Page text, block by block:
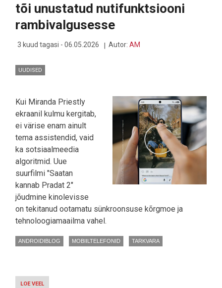
tõi unustatud nutifunktsiooni
rambivalgusesse
3 kuud tagasi - 06.05.2026 Autor: AM
UUDISED
Kui Miranda Priestly
ekraanil kulmu kergitab,
ei värise enam ainult
tema assistendid, vaid
ka sotsiaalmeedia
algoritmid. Uue
suurfilmi "Saatan
kannab Pradat 2"
jõudmine kinolevisse
on tekitanud ootamatu sünkroonsuse kõrgmoe ja
tehnoloogiamaailma vahel.
ANDROIDIBLOG MOBIILTELEFONID TARKVARA
LOE VEEL